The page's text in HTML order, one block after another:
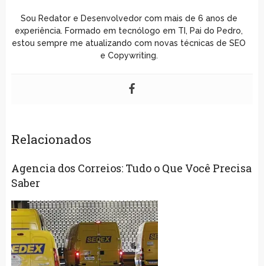
Sou Redator e Desenvolvedor com mais de 6 anos de
experiência. Formado em tecnólogo em TI, Pai do Pedro,
estou sempre me atualizando com novas técnicas de SEO
e Copywriting.
Relacionados
Agencia dos Correios: Tudo o Que Você Precisa
Saber